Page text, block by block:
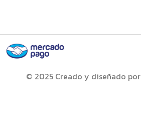
© 2025 Creado y diseñado por